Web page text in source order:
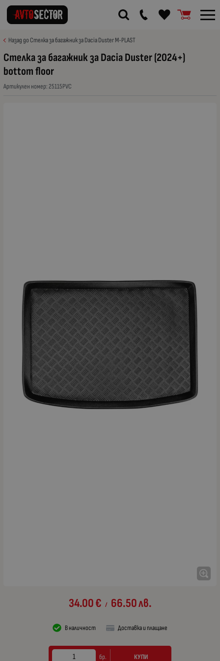
Назад до Стелка за багажник за Dacia Duster M-PLAST
Стелка за багажник за Dacia Duster (2024+)
bottom floor
Артикулен номер:25115PVC
34.00€ / 66.50лв.
В наличност Доставка и плащане
бр. КУПИ